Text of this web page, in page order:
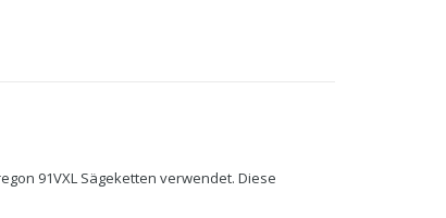
91VXL Sägeketten verwendet. Diese